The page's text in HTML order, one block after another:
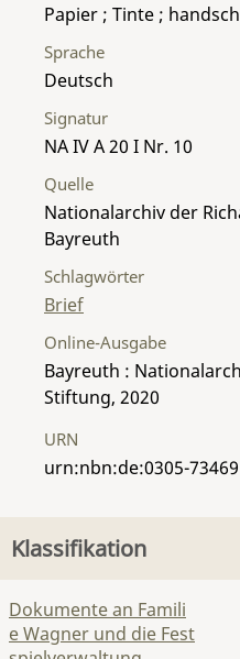
Papier ; Tinte ;
Sprache
Deutsch
Signatur
NA IV A 20 I Nr. 10
Quelle
Nationalarchiv der
Bayreuth
Schlagwörter
Brief
Online-Ausgabe
Bayreuth :
Stiftung, 2020
URN
urn:nbn:de:0305-73469
Klassifikation
Dokumente an Famili
e Wagner und die Fest